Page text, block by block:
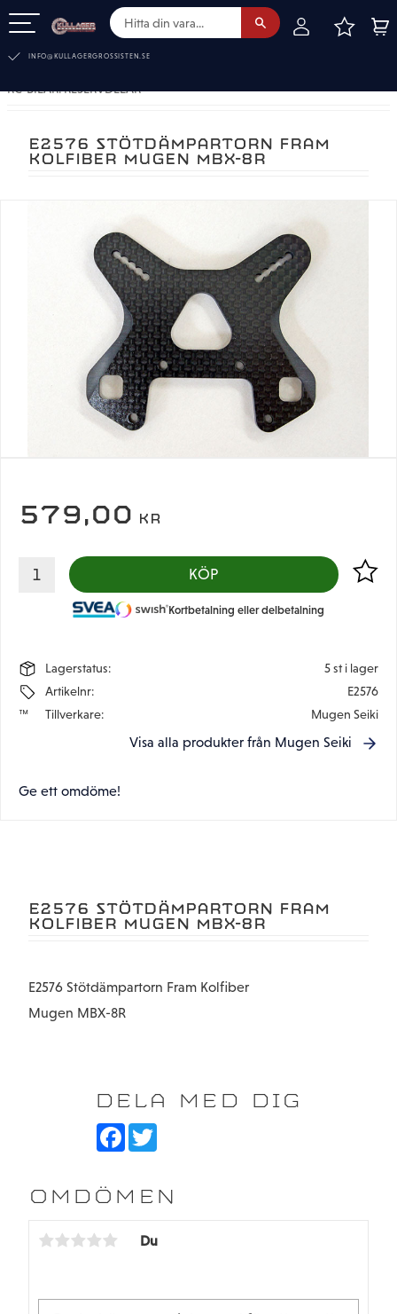
INFO@KULLAGERGROSSISTEN.SE
RC-BILAR. RESERVDELAR
E2576 STÖTDÄMPARTORN FRAM
KOLFIBER MUGEN MBX-8R
579,00 KR
KÖP Lägg
Kortbetalning eller delbetalning
Lagerstatus
5 st i lager
Artikelnr
E2576
Tillverkare
Mugen Seiki
Visa alla produkter från Mugen Seiki
Ge ett omdöme!
E2576 STÖTDÄMPARTORN FRAM
KOLFIBER MUGEN MBX-8R
E2576 Stötdämpartorn Fram Kolfiber
Mugen MBX-8R
DELA MED DIG
F
b
o
T
t
e
OMDÖMEN
Du